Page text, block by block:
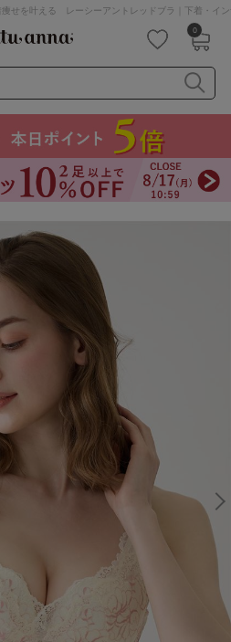
せを叶える レーシーアントレッドブラ｜下着・イ
0
特盛ブラ
チューブトップ
ッキング
キャミソール
下着
ライフスタイル
キッズ
ギフトラッピング
A75
B80